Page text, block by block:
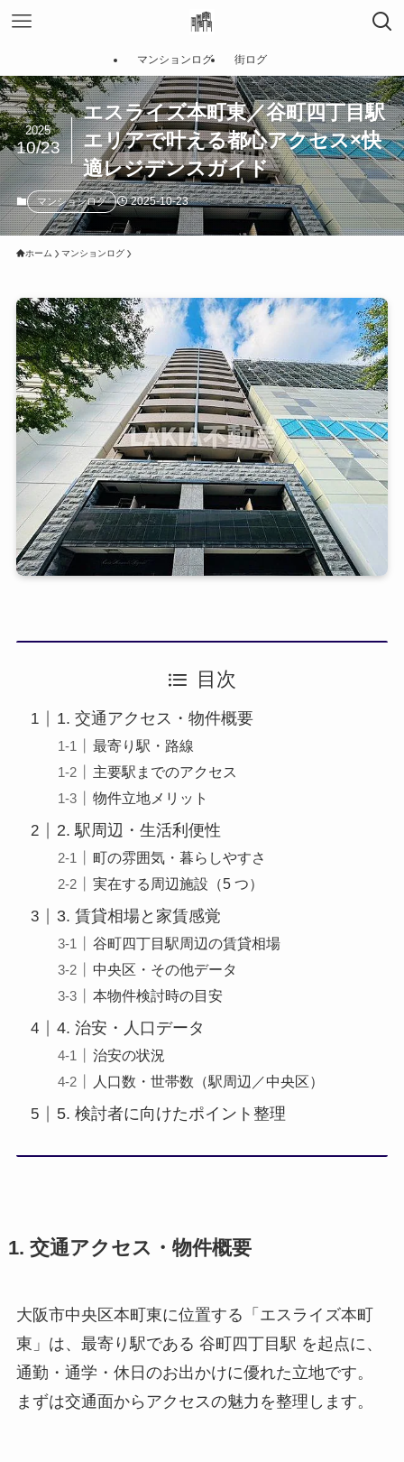
マンションログ 街ログ
エスライズ本町東／谷町四丁目駅
エリアで叶える都心アクセス×快
適レジデンスガイド
2025
10/23
マンションログ 2025-10-23
ホーム マンションログ
目次
1. 交通アクセス・物件概要
最寄り駅・路線
主要駅までのアクセス
物件立地メリット
2. 駅周辺・生活利便性
町の雰囲気・暮らしやすさ
実在する周辺施設（5 つ）
3. 賃貸相場と家賃感覚
谷町四丁目駅周辺の賃貸相場
中央区・その他データ
本物件検討時の目安
4. 治安・人口データ
治安の状況
人口数・世帯数（駅周辺／中央区）
5. 検討者に向けたポイント整理
1. 交通アクセス・物件概要
大阪市中央区本町東に位置する「エスライズ本町
東」は、最寄り駅である 谷町四丁目駅 を起点に、
通勤・通学・休日のお出かけに優れた立地です。
まずは交通面からアクセスの魅力を整理します。